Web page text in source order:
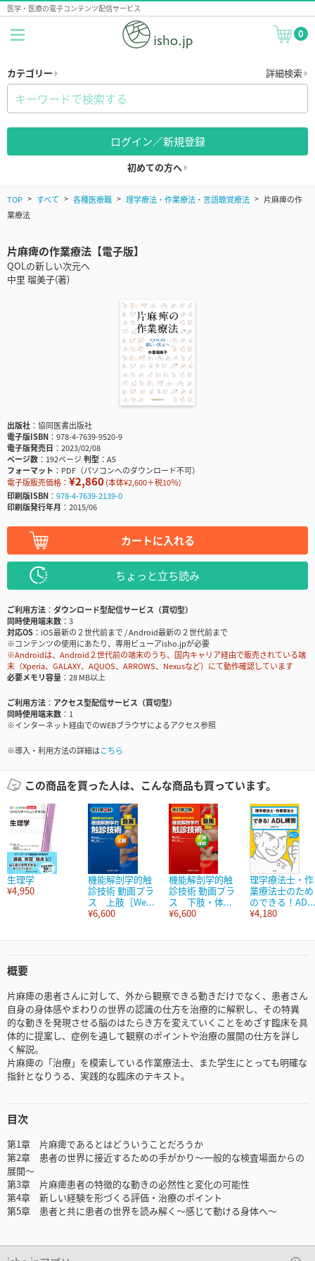
医学・医療の電子コンテンツ配信サービス
0
カテゴリー 詳細検索
ログイン／新規登録
初めての方へ
TOP すべて 各種医療職 理学療法・作業療法・言語聴覚療法
片麻痺の作
業療法
片麻痺の作業療法【電子版】
QOLの新しい次元へ
中里 瑠美子(著)
出版社
協同医書出版社
電子版ISBN
978-4-7639-9520-9
電子版発売日
2023/02/08
ページ数
192ページ判型
A5
フォーマット
PDF（パソコンへのダウンロード不可）
電子版販売価格： ¥2,860(本体¥2,600＋税10％)
印刷版ISBN
978-4-7639-2139-0
印刷版発行年月
2015/06
カートに入れる
ちょっと立ち読み
ご利用方法
ダウンロード型配信サービス（買切型）
同時使用端末数
3
対応OS
iOS最新の２世代前まで / Android最新の２世代前まで
※コンテンツの使用にあたり、専用ビューアisho.jpが必要
※Androidは、Android２世代前の端末のうち、国内キャリア経由で販売されている端
末（Xperia、GALAXY、AQUOS、ARROWS、Nexusなど）にて動作確認しています
必要メモリ容量
28 MB以上
ご利用方法
アクセス型配信サービス（買切型）
同時使用端末数
1
※インターネット経由でのWEBブラウザによるアクセス参照
※導入・利用方法の詳細はこちら
この商品を買った人は、こんな商品も買っています。
生理学
¥4,950
機能解剖学的触
診技術 動画プラ
ス 上肢［We...
¥6,600
機能解剖学的触
診技術 動画プラ
ス 下肢・体...
¥6,600
理学療法士・作
業療法士のため
のできる！AD...
¥4,180
概要
片麻痺の患者さんに対して、外から観察できる動きだけでなく、患者さん
自身の身体感やまわりの世界の認識の仕方を治療的に解釈し、その特異
的な動きを発現させる脳のはたらき方を変えていくことをめざす臨床を具
体的に提案し、症例を通して観察のポイントや治療の展開の仕方を詳し
く解説。
片麻痺の「治療」を模索している作業療法士、また学生にとっても明確な
指針となりうる、実践的な臨床のテキスト。
目次
第1章 片麻痺であるとはどういうことだろうか
第2章 患者の世界に接近するための手がかり～一般的な検査場面からの
展開～
第3章 片麻痺患者の特徴的な動きの必然性と変化の可能性
第4章 新しい経験を形づくる評価・治療のポイント
第5章 患者と共に患者の世界を読み解く～感じて動ける身体へ～